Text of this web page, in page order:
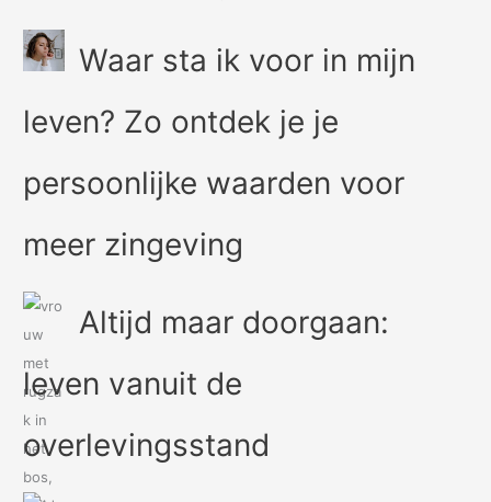
Waar sta ik voor in mijn
leven? Zo ontdek je je
persoonlijke waarden voor
meer zingeving
Altijd maar doorgaan:
leven vanuit de
overlevingsstand